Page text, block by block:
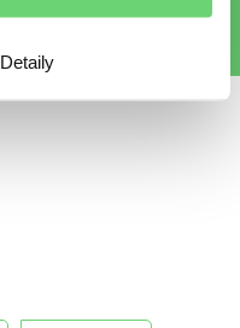
Detaily